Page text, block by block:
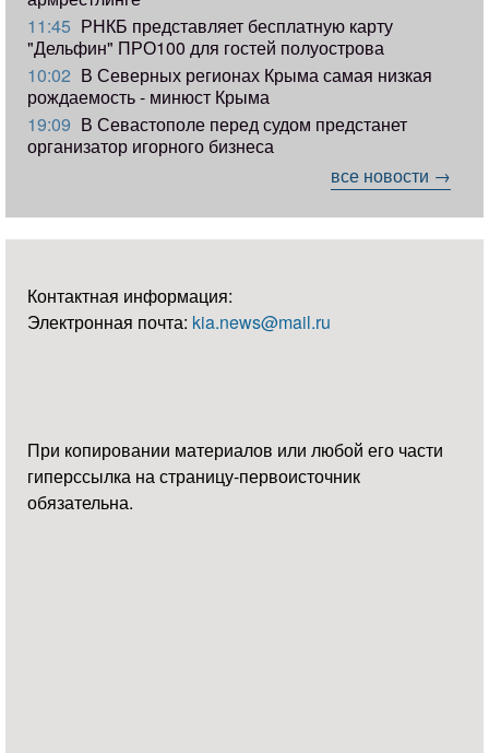
11:45 РНКБ представляет бесплатную карту
"Дельфин" ПРО100 для гостей полуострова
10:02 В Северных регионах Крыма самая низкая
рождаемость - минюст Крыма
19:09 В Севастополе перед судом предстанет
организатор игорного бизнеса
все новости →
Контактная информация:
Электронная почта: kia.news@mail.ru
При копировании материалов или любой его части
гиперссылка на страницу-первоисточник
обязательна.